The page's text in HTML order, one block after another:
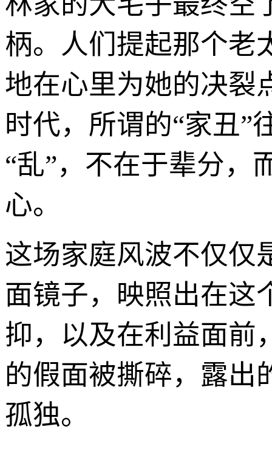
柄。人们提起那个老
地在心里为她的决裂
时代，所谓的“家丑”
“乱”，不在于辈分，
心。
这场家庭风波不仅仅
面镜子，映照出在这
抑，以及在利益面前
的假面被撕碎，露出
孤独。